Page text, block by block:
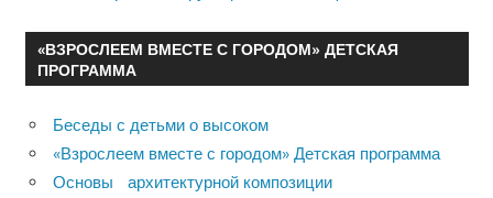
«ВЗРОСЛЕЕМ ВМЕСТЕ С ГОРОДОМ» ДЕТСКАЯ
ПРОГРАММА
Беседы с детьми о высоком
«Взрослеем вместе с городом» Детская программа
Основы архитектурной композиции